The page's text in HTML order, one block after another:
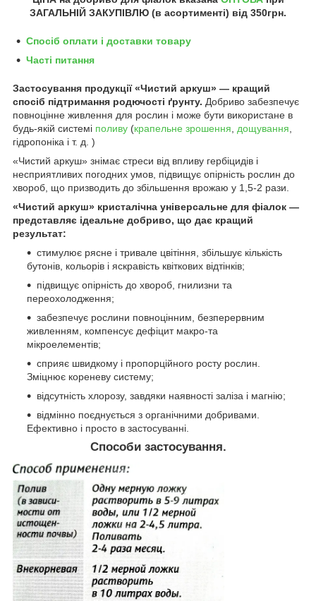
ЗАГАЛЬНІЙ ЗАКУПІВЛЮ (в асортименті) від 350грн.
Спосіб оплати і доставки товару
Часті питання
Застосування продукції «Чистий аркуш» — кращий
спосіб підтримання родючості ґрунту. Добриво забезпечує
повноцінне живлення для рослин і може бути використане в
будь-якій системі поливу (крапельне зрошення дощування
гідропоніка і т. д. )
«Чистий аркуш» знімає стреси від впливу гербіцидів і
несприятливих погодних умов, підвищує опірність рослин до
хвороб, що призводить до збільшення врожаю у 1,5-2 рази.
«Чистий аркуш» кристалічна універсальне для фіалок —
представляє ідеальне добриво, що дає кращий
результат:
стимулює рясне і тривале цвітіння, збільшує кількість
бутонів, кольорів і яскравість квіткових відтінків;
підвищує опірність до хвороб, гнилизни та
переохолодження;
забезпечує рослини повноцінним, безперервним
живленням, компенсує дефіцит макро-та
мікроелементів;
сприяє швидкому і пропорційного росту рослин.
Зміцнює кореневу систему;
відсутність хлорозу, завдяки наявності заліза і магнію;
відмінно поєднується з органічними добривами.
Ефективно і просто в застосуванні.
Способи застосування.